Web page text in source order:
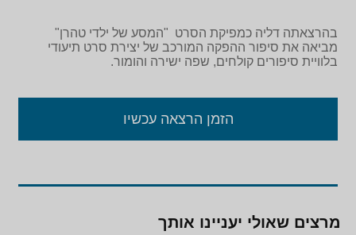
בהרצאתה דליה כמפיקת הסרט "המסע של ילדי טהרן"
מביאה את סיפור ההפקה המורכב של יצירת סרט תיעודי
בלוויית סיפורים קולחים, שפה ישירה והומור.
הזמן הרצאה עכשיו
מרצים שאולי יעניינו אותך